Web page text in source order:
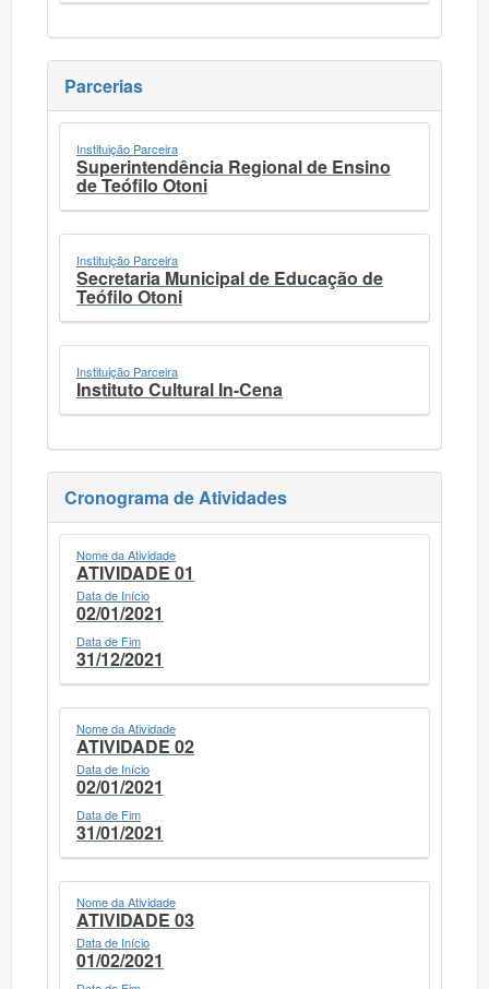
Parcerias
Instituição Parceira
Superintendência Regional de Ensino
de Teófilo Otoni
Instituição Parceira
Secretaria Municipal de Educação de
Teófilo Otoni
Instituição Parceira
Instituto Cultural In-Cena
Cronograma de Atividades
Nome da Atividade
ATIVIDADE 01
Data de Início
02/01/2021
Data de Fim
31/12/2021
Nome da Atividade
ATIVIDADE 02
Data de Início
02/01/2021
Data de Fim
31/01/2021
Nome da Atividade
ATIVIDADE 03
Data de Início
01/02/2021